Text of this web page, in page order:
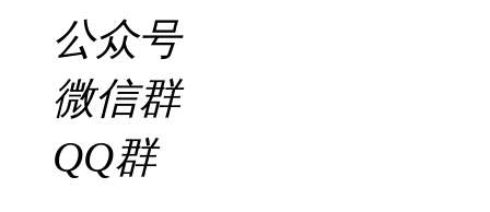
公众号
微信群
QQ群